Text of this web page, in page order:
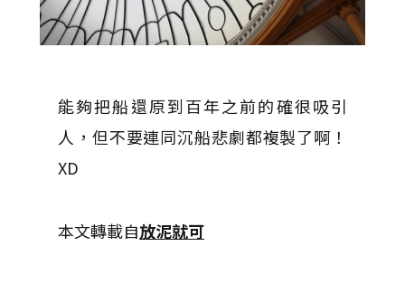
能夠把船還原到百年之前的確很吸引
人，但不要連同沉船悲劇都複製了啊！
XD
本文轉載自放泥就可